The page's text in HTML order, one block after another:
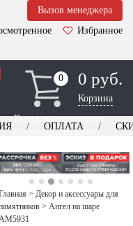
Вызов менеджера
Избранное
0
0 0 руб.
Корзина
Выезд менеджера для
оформления заказа
ОПЛАТА
> Декор и аксессуары для
> Ангел на шаре
AM5931